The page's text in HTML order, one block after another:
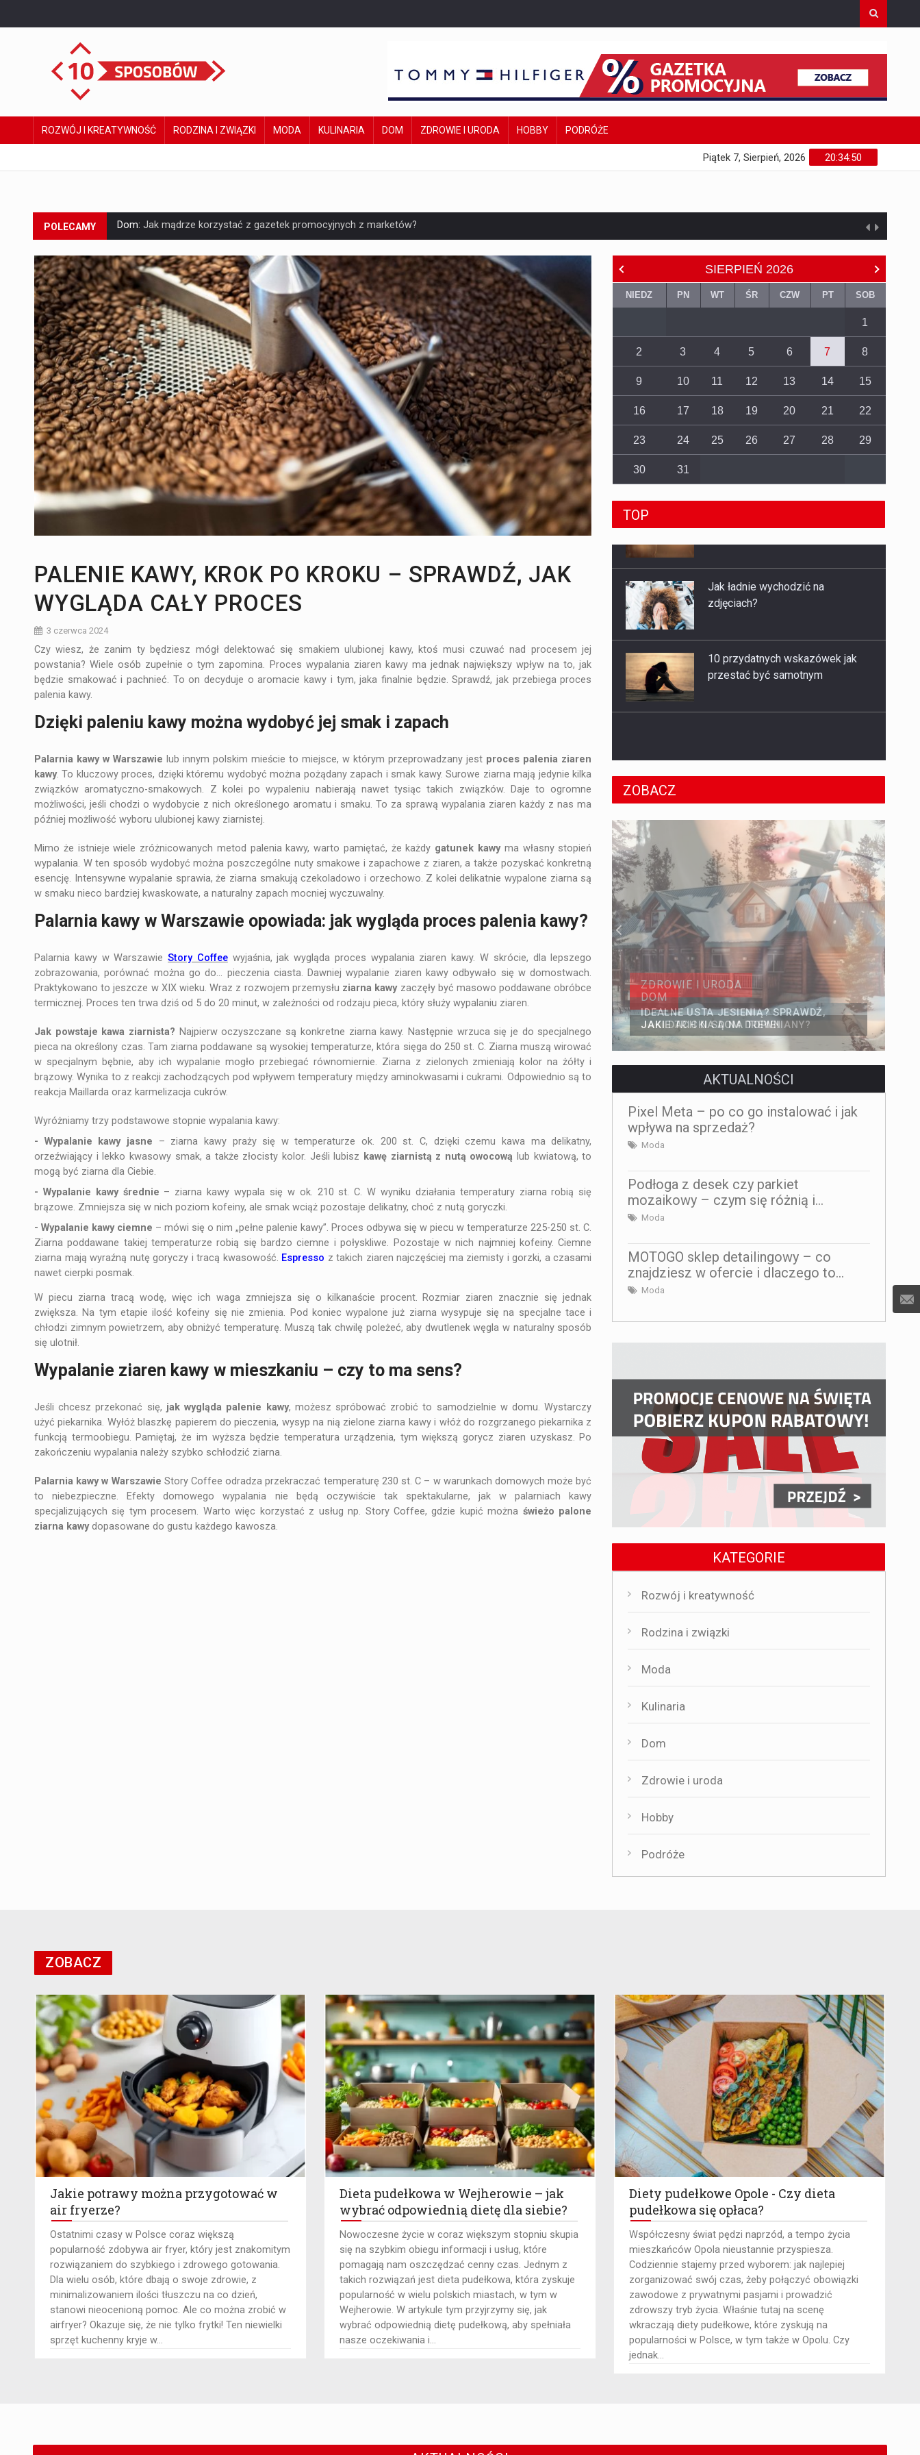
ROZWÓJ I KREATYWNOŚĆ RODZINA I ZWIĄZKI MODA KULINARIA DOM ZDROWIE I URODA HOBBY PODRÓŻE
20:34:51
Piątek 7, Sierpień, 2026
POLECAMY Dom: Jak mądrze korzystać z gazetek promocyjnych z marketów?
Hobby:Co mówią właściciele chińskich aut po roku użytkowania?
Zdrowie i uroda:Wiosna pełna przyjemności – dla ciała, zdrowia i ducha
Dom:Krzesło schodowe do domu - czym jest i kiedy się przyda?
Rozwój i kreatywność:Jak ładnie wychodzić na zdjęciach?
PALENIE KAWY, KROK PO KROKU – SPRAWDŹ, JAK
WYGLĄDA CAŁY PROCES
3 czerwca 2024
​Czy wiesz, że zanim ty będziesz mógł delektować się smakiem ulubionej kawy, ktoś musi czuwać nad procesem jej
powstania? Wiele osób zupełnie o tym zapomina. Proces wypalania ziaren kawy ma jednak największy wpływ na to, jak
będzie smakować i pachnieć. To on decyduje o aromacie kawy i tym, jaka finalnie będzie. Sprawdź, jak przebiega proces
palenia kawy.
Dzięki paleniu kawy można wydobyć jej smak i zapach
Palarnia kawy w Warszawie lub innym polskim mieście to miejsce, w którym przeprowadzany jest proces palenia ziaren
kawy. To kluczowy proces, dzięki któremu wydobyć można pożądany zapach i smak kawy. Surowe ziarna mają jedynie kilka
związków aromatyczno-smakowych. Z kolei po wypaleniu nabierają nawet tysiąc takich związków. Daje to ogromne
możliwości, jeśli chodzi o wydobycie z nich określonego aromatu i smaku. To za sprawą wypalania ziaren każdy z nas ma
później możliwość wyboru ulubionej kawy ziarnistej.
Mimo że istnieje wiele zróżnicowanych metod palenia kawy, warto pamiętać, że każdy gatunek kawyma własny stopień
wypalania. W ten sposób wydobyć można poszczególne nuty smakowe i zapachowe z ziaren, a także pozyskać konkretną
esencję. Intensywne wypalanie sprawia, że ziarna smakują czekoladowo i orzechowo. Z kolei delikatnie wypalone ziarna są
w smaku nieco bardziej kwaskowate, a naturalny zapach mocniej wyczuwalny.
Palarnia kawy w Warszawie opowiada: jak wygląda proces palenia kawy?
Palarnia kawy w WarszawieStory Coffeewyjaśnia, jak wygląda proces wypalania ziaren kawy. W skrócie, dla lepszego
zobrazowania, porównać można go do… pieczenia ciasta. Dawniej wypalanie ziaren kawy odbywało się w domostwach.
Praktykowano to jeszcze w XIX wieku. Wraz z rozwojem przemysłu ziarna kawyzaczęły być masowo poddawane obróbce
termicznej. Proces ten trwa dziś od 5 do 20 minut, w zależności od rodzaju pieca, który służy wypalaniu ziaren.
Jak powstaje kawa ziarnista? Najpierw oczyszczane są konkretne ziarna kawy. Następnie wrzuca się je do specjalnego
pieca na określony czas. Tam ziarna poddawane są wysokiej temperaturze, która sięga do 250 st. C. Ziarna muszą wirować
w specjalnym bębnie, aby ich wypalanie mogło przebiegać równomiernie. Ziarna z zielonych zmieniają kolor na żółty i
brązowy. Wynika to z reakcji zachodzących pod wpływem temperatury między aminokwasami i cukrami. Odpowiednio są to
reakcja Maillarda oraz karmelizacja cukrów.
Wyróżniamy trzy podstawowe stopnie wypalania kawy:
- Wypalanie kawy jasne – ziarna kawy praży się w temperaturze ok. 200 st. C, dzięki czemu kawa ma delikatny,
orzeźwiający i lekko kwasowy smak, a także złocisty kolor. Jeśli lubisz kawę ziarnistą z nutą owocową lub kwiatową, to
mogą być ziarna dla Ciebie.
- Wypalanie kawy średnie – ziarna kawy wypala się w ok. 210 st. C. W wyniku działania temperatury ziarna robią się
brązowe. Zmniejsza się w nich poziom kofeiny, ale smak wciąż pozostaje delikatny, choć z nutą goryczki.
- Wypalanie kawy ciemne – mówi się o nim „pełne palenie kawy”. Proces odbywa się w piecu w temperaturze 225-250 st. C.
Ziarna poddawane takiej temperaturze robią się bardzo ciemne i połyskliwe. Pozostaje w nich najmniej kofeiny. Ciemne
ziarna mają wyraźną nutę goryczy i tracą kwasowość. Espresso z takich ziaren najczęściej ma ziemisty i gorzki, a czasami
nawet cierpki posmak.
W piecu ziarna tracą wodę, więc ich waga zmniejsza się o kilkanaście procent. Rozmiar ziaren znacznie się jednak
zwiększa. Na tym etapie ilość kofeiny się nie zmienia. Pod koniec wypalone już ziarna wysypuje się na specjalne tace i
chłodzi zimnym powietrzem, aby obniżyć temperaturę. Muszą tak chwilę poleżeć, aby dwutlenek węgla w naturalny sposób
się ulotnił.
Wypalanie ziaren kawy w mieszkaniu – czy to ma sens?
Jeśli chcesz przekonać się, jak wygląda palenie kawy, możesz spróbować zrobić to samodzielnie w domu. Wystarczy
użyć piekarnika. Wyłóż blaszkę papierem do pieczenia, wysyp na nią zielone ziarna kawy i włóż do rozgrzanego piekarnika z
funkcją termoobiegu. Pamiętaj, że im wyższa będzie temperatura urządzenia, tym większą gorycz ziaren uzyskasz. Po
zakończeniu wypalania należy szybko schłodzić ziarna.
Palarnia kawy w Warszawie Story Coffee odradza przekraczać temperaturę 230 st. C – w warunkach domowych może być
to niebezpieczne. Efekty domowego wypalania nie będą oczywiście tak spektakularne, jak w palarniach kawy
specjalizujących się tym procesem. Warto więc korzystać z usług np. Story Coffee, gdzie kupić można świeżo palone
ziarna kawydopasowane do gustu każdego kawosza.
SIERPIEŃ 2026
NIEDZ PN WT ŚR CZW PT SOB
1
2 3 4 5 6 7 8
9 10 11 12 13 14 15
16 17 18 19 20 21 22
23 24 25 26 27 28 29
30 31
TOP
ZOBACZ
ZDROWIE I URODA
JAKIE TRICKI SĄ NA TOPIE!
DOM
JAKI DACH NA DOM DREWNIANY?
AKTUALNOŚCI
Pixel Meta – po co go instalować i jak
wpływa na sprzedaż?
Moda
Podłoga z desek czy parkiet
mozaikowy – czym się różnią i...
Moda
MOTOGO sklep detailingowy – co
znajdziesz w ofercie i dlaczego to...
Moda
KATEGORIE
Rozwój i kreatywność
Rodzina i związki
Moda
Kulinaria
Dom
Zdrowie i uroda
Hobby
Podróże
ZOBACZ
Jakie potrawy można przygotować w
air fryerze?
Ostatnimi czasy w Polsce coraz większą
popularność zdobywa air fryer, który jest znakomitym
rozwiązaniem do szybkiego i zdrowego gotowania.
Dla wielu osób, które dbają o swoje zdrowie, z
minimalizowaniem ilości tłuszczu na co dzień,
stanowi nieocenioną pomoc. Ale co można zrobić w
airfryer? Okazuje się, że nie tylko frytki! Ten niewielki
sprzęt kuchenny kryje w...
Dieta pudełkowa w Wejherowie – jak
wybrać odpowiednią dietę dla siebie?
Nowoczesne życie w coraz większym stopniu skupia
się na szybkim obiegu informacji i usług, które
pomagają nam oszczędzać cenny czas. Jednym z
takich rozwiązań jest dieta pudełkowa, która zyskuje
popularność w wielu polskich miastach, w tym w
Wejherowie. W artykule tym przyjrzymy się, jak
wybrać odpowiednią dietę pudełkową, aby spełniała
nasze oczekiwania i...
Diety pudełkowe Opole - Czy dieta
pudełkowa się opłaca?
Współczesny świat pędzi naprzód, a tempo życia
mieszkańców Opola nieustannie przyspiesza.
Codziennie stajemy przed wyborem: jak najlepiej
zorganizować swój czas, żeby połączyć obowiązki
zawodowe z prywatnymi pasjami i prowadzić
zdrowszy tryb życia. Właśnie tutaj na scenę
wkraczają diety pudełkowe, które zyskują na
popularności w Polsce, w tym także w Opolu. Czy
jednak...